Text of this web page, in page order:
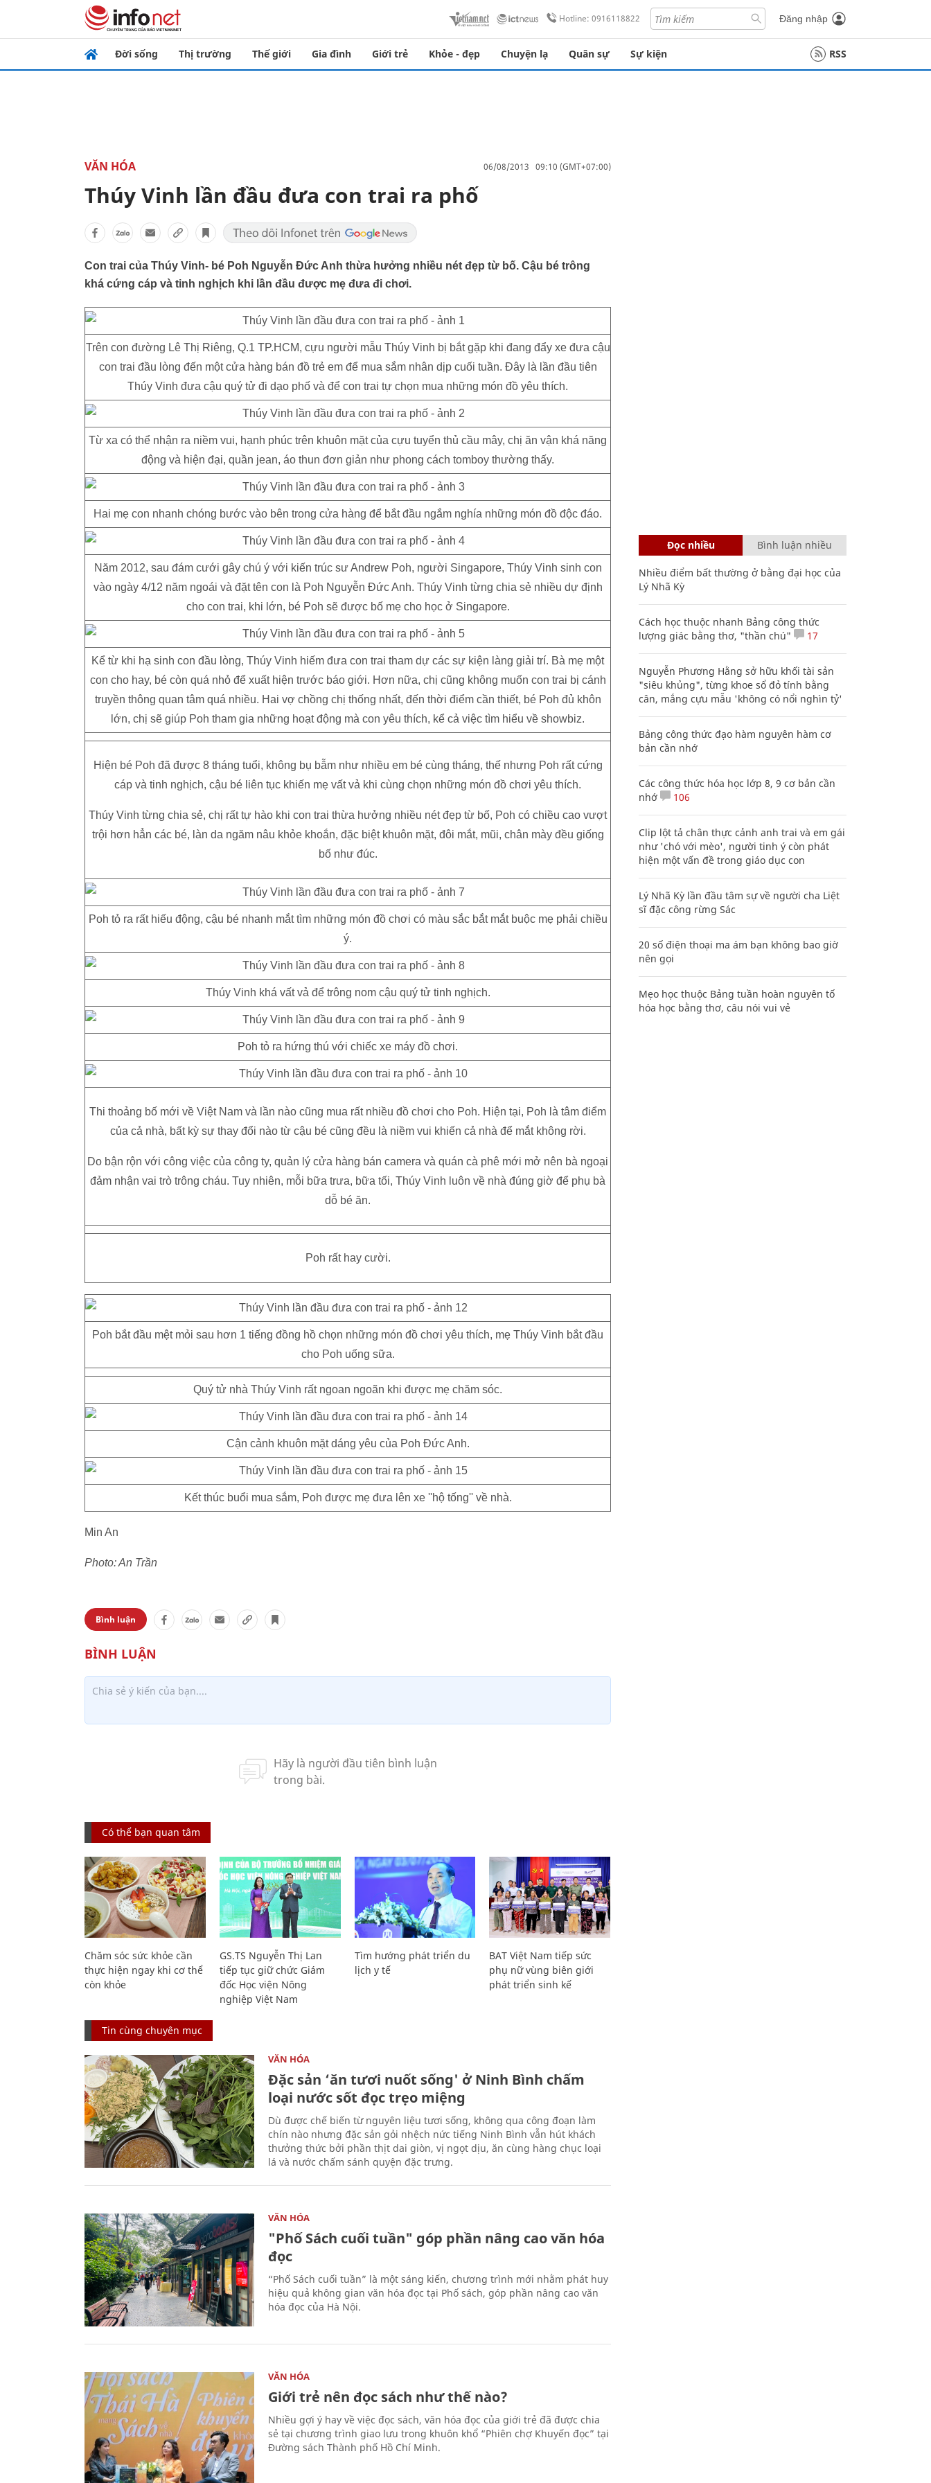
Hotline: 0916118822 Đăng nhập
Đời sống Thị trường Thế giới Gia đình Giới trẻ Khỏe - đẹp Chuyện lạ Quân sự Sự kiện RSS
VĂN HÓA 06/08/2013 09:10 (GMT+07:00)
Thúy Vinh lần đầu đưa con trai ra phố
Con trai của Thúy Vinh- bé Poh Nguyễn Đức Anh thừa hưởng nhiều nét đẹp từ bố. Cậu bé trông
khá cứng cáp và tinh nghịch khi lần đầu được mẹ đưa đi chơi.
Trên con đường Lê Thị Riêng, Q.1 TP.HCM, cựu người mẫu Thúy Vinh bị bắt gặp khi đang đẩy xe đưa cậu
con trai đầu lòng đến một cửa hàng bán đồ trẻ em để mua sắm nhân dịp cuối tuần. Đây là lần đầu tiên
Thúy Vinh đưa cậu quý tử đi dạo phố và để con trai tự chọn mua những món đồ yêu thích.
Từ xa có thể nhận ra niềm vui, hạnh phúc trên khuôn mặt của cựu tuyển thủ cầu mây, chị ăn vận khá năng
động và hiện đại, quần jean, áo thun đơn giản như phong cách tomboy thường thấy.
Hai mẹ con nhanh chóng bước vào bên trong cửa hàng để bắt đầu ngắm nghía những món đồ độc đáo.
Năm 2012, sau đám cưới gây chú ý với kiến trúc sư Andrew Poh, người Singapore, Thúy Vinh sinh con
vào ngày 4/12 năm ngoái và đặt tên con là Poh Nguyễn Đức Anh. Thúy Vinh từng chia sẻ nhiều dự định
cho con trai, khi lớn, bé Poh sẽ được bố mẹ cho học ở Singapore.
Kể từ khi hạ sinh con đầu lòng, Thúy Vinh hiếm đưa con trai tham dự các sự kiện làng giải trí. Bà mẹ một
con cho hay, bé còn quá nhỏ để xuất hiện trước báo giới. Hơn nữa, chị cũng không muốn con trai bị cánh
truyền thông quan tâm quá nhiều. Hai vợ chồng chị thống nhất, đến thời điểm cần thiết, bé Poh đủ khôn
lớn, chị sẽ giúp Poh tham gia những hoạt động mà con yêu thích, kể cả việc tìm hiểu về showbiz.
Hiện bé Poh đã được 8 tháng tuổi, không bụ bẫm như nhiều em bé cùng tháng, thế nhưng Poh rất cứng
cáp và tinh nghịch, cậu bé liên tục khiến mẹ vất vả khi cùng chọn những món đồ chơi yêu thích.
Thúy Vinh từng chia sẻ, chị rất tự hào khi con trai thừa hưởng nhiều nét đẹp từ bố, Poh có chiều cao vượt
trội hơn hẳn các bé, làn da ngăm nâu khỏe khoắn, đặc biệt khuôn mặt, đôi mắt, mũi, chân mày đều giống
bố như đúc.
Poh tỏ ra rất hiếu động, cậu bé nhanh mắt tìm những món đồ chơi có màu sắc bắt mắt buộc mẹ phải chiều
ý.
Thúy Vinh khá vất vả để trông nom cậu quý tử tinh nghịch.
Poh tỏ ra hứng thú với chiếc xe máy đồ chơi.
Thi thoảng bố mới về Việt Nam và lần nào cũng mua rất nhiều đồ chơi cho Poh. Hiện tại, Poh là tâm điểm
của cả nhà, bất kỳ sự thay đổi nào từ cậu bé cũng đều là niềm vui khiến cả nhà để mắt không rời.
Do bận rộn với công việc của công ty, quản lý cửa hàng bán camera và quán cà phê mới mở nên bà ngoại
đảm nhận vai trò trông cháu. Tuy nhiên, mỗi bữa trưa, bữa tối, Thúy Vinh luôn về nhà đúng giờ để phụ bà
dỗ bé ăn.
Poh rất hay cười.
Poh bắt đầu mệt mỏi sau hơn 1 tiếng đồng hồ chọn những món đồ chơi yêu thích, mẹ Thúy Vinh bắt đầu
cho Poh uống sữa.
Quý tử nhà Thúy Vinh rất ngoan ngoãn khi được mẹ chăm sóc.
Cận cảnh khuôn mặt dáng yêu của Poh Đức Anh.
Kết thúc buổi mua sắm, Poh được mẹ đưa lên xe ''hộ tống'' về nhà.
Min An
Photo: An Trần
Bình luận
Có thể bạn quan tâm
Chăm sóc sức khỏe cần
thực hiện ngay khi cơ thể
còn khỏe
GS.TS Nguyễn Thị Lan
tiếp tục giữ chức Giám
đốc Học viện Nông
nghiệp Việt Nam
Tìm hướng phát triển du
lịch y tế
BAT Việt Nam tiếp sức
phụ nữ vùng biên giới
phát triển sinh kế
Tin cùng chuyên mục
VĂN HÓA
Đặc sản ‘ăn tươi nuốt sống' ở Ninh Bình chấm
loại nước sốt đọc trẹo miệng
Dù được chế biến từ nguyên liệu tươi sống, không qua công đoạn làm
chín nào nhưng đặc sản gỏi nhệch nức tiếng Ninh Bình vẫn hút khách
thưởng thức bởi phần thịt dai giòn, vị ngọt dịu, ăn cùng hàng chục loại
lá và nước chấm sánh quyện đặc trưng.
VĂN HÓA
"Phố Sách cuối tuần" góp phần nâng cao văn hóa
đọc
“Phố Sách cuối tuần” là một sáng kiến, chương trình mới nhằm phát huy
hiệu quả không gian văn hóa đọc tại Phố sách, góp phần nâng cao văn
hóa đọc của Hà Nội.
VĂN HÓA
Giới trẻ nên đọc sách như thế nào?
Nhiều gợi ý hay về việc đọc sách, văn hóa đọc của giới trẻ đã được chia
sẻ tại chương trình giao lưu trong khuôn khổ “Phiên chợ Khuyến đọc” tại
Đường sách Thành phố Hồ Chí Minh.
Đọc nhiều Bình luận nhiều
Nhiều điểm bất thường ở bằng đại học của
Lý Nhã Kỳ
Cách học thuộc nhanh Bảng công thức
lượng giác bằng thơ, "thần chú"
17
Nguyễn Phương Hằng sở hữu khối tài sản
"siêu khủng", từng khoe sổ đỏ tính bằng
cân, mắng cựu mẫu 'không có nổi nghìn tỷ'
Bảng công thức đạo hàm nguyên hàm cơ
bản cần nhớ
Các công thức hóa học lớp 8, 9 cơ bản cần
nhớ
106
Clip lột tả chân thực cảnh anh trai và em gái
như 'chó với mèo', người tinh ý còn phát
hiện một vấn đề trong giáo dục con
Lý Nhã Kỳ lần đầu tâm sự về người cha Liệt
sĩ đặc công rừng Sác
20 số điện thoại ma ám bạn không bao giờ
nên gọi
Mẹo học thuộc Bảng tuần hoàn nguyên tố
hóa học bằng thơ, câu nói vui vẻ